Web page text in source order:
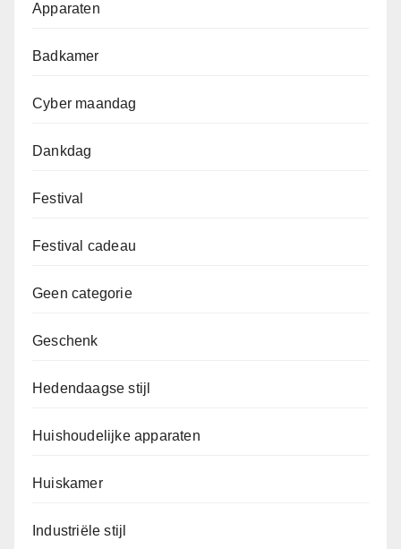
Apparaten
Badkamer
Cyber maandag
Dankdag
Festival
Festival cadeau
Geen categorie
Geschenk
Hedendaagse stijl
Huishoudelijke apparaten
Huiskamer
Industriële stijl